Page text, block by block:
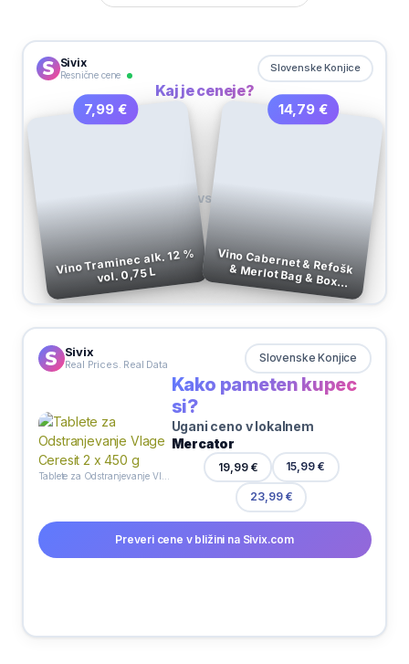
Sivix
Resnične cene
Slovenske Konjice
Kaj je ceneje?
7,99 €
Vino Traminec alk. 12 %
vol. 0,75 L
VS
14,79 €
Vino Cabernet & Refošk & Merlot Bag & Box alk.11,5 % vol. 5 L
Sivix
Real Prices. Real Data Slovenske Konjice
Kako pameten kupec
si?
Ugani ceno v lokalnem
Mercator
19,99 € 15,99 €
23,99 €
Preveri cene v bližini na Sivix.com